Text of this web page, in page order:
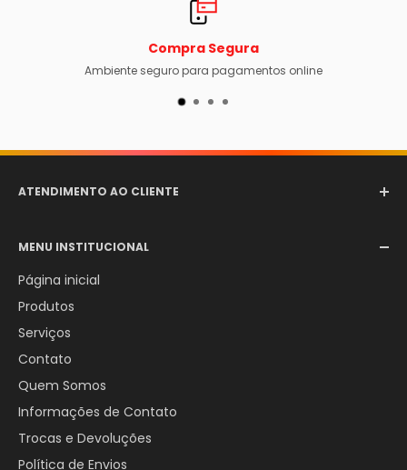
para pagamentos online Envio rápido e
ATENDIMENTO AO CLIENTE
WhatsApp:+55 (12) 98246-4555
MENU INSTITUCIONAL
Página inicial
Produtos
Serviços
Contato
Quem Somos
Informações de Contato
Trocas e Devoluções
Política de Envios